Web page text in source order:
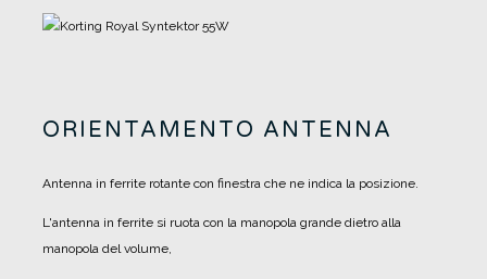
ORIENTAMENTO ANTENNA
Antenna in ferrite rotante con finestra che ne indica la posizione.
L'antenna in ferrite si ruota con la manopola grande dietro alla
manopola del volume,